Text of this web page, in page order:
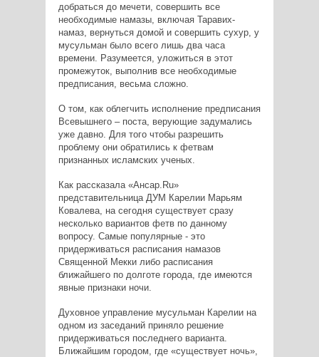
добраться до мечети, совершить все
необходимые намазы, включая Таравих-
намаз, вернуться домой и совершить сухур, у
мусульман было всего лишь два часа
времени. Разумеется, уложиться в этот
промежуток, выполнив все необходимые
предписания, весьма сложно.
О том, как облегчить исполнение предписания
Всевышнего – поста, верующие задумались
уже давно. Для того чтобы разрешить
проблему они обратились к фетвам
признанных исламских ученых.
Как рассказала «Ансар.Ru»
представительница ДУМ Карелии Марьям
Ковалева, на сегодня существует сразу
несколько вариантов фетв по данному
вопросу. Самые популярные - это
придерживаться расписания намазов
Священной Мекки либо расписания
ближайшего по долготе города, где имеются
явные признаки ночи.
Духовное управление мусульман Карелии на
одном из заседаний приняло решение
придерживаться последнего варианта.
Ближайшим городом, где «существует ночь»,